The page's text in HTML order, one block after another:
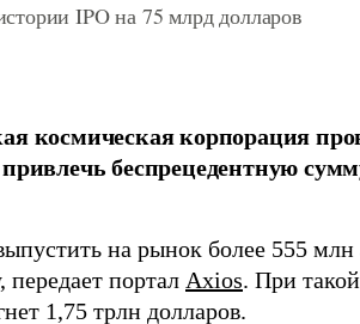
IPO на 75 млрд долларов
космическая корпорация
беспрецедентную
на рынок более 555 млн
портал Axios. При
1,75 трлн долларов.